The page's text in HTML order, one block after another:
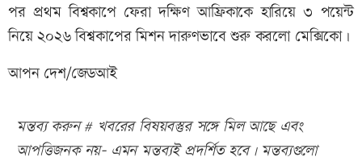
পর প্রথম বিশ্বকাপে ফেরা দক্ষিণ আফ্রিকাকে হারিয়ে ৩ পয়েন্ট
নিয়ে ২০২৬ বিশ্বকাপের মিশন দারুণভাবে শুরু করলো মেক্সিকো।
আপন দেশ/জেডআই
মন্তব্য করুন # খবরের বিষয়বস্তুর সঙ্গে মিল আছে এবং
আপত্তিজনক নয়- এমন মন্তব্যই প্রদর্শিত হবে। মন্তব্যগুলো